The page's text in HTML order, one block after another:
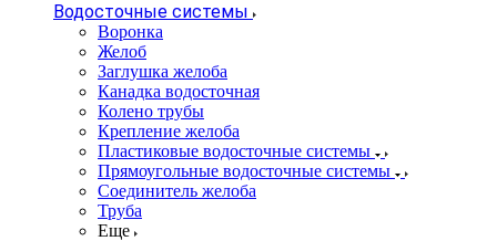
Водосточные системы
Воронка
Желоб
Заглушка желоба
Канадка водосточная
Колено трубы
Крепление желоба
Пластиковые водосточные системы
Прямоугольные водосточные системы
Соединитель желоба
Труба
Еще